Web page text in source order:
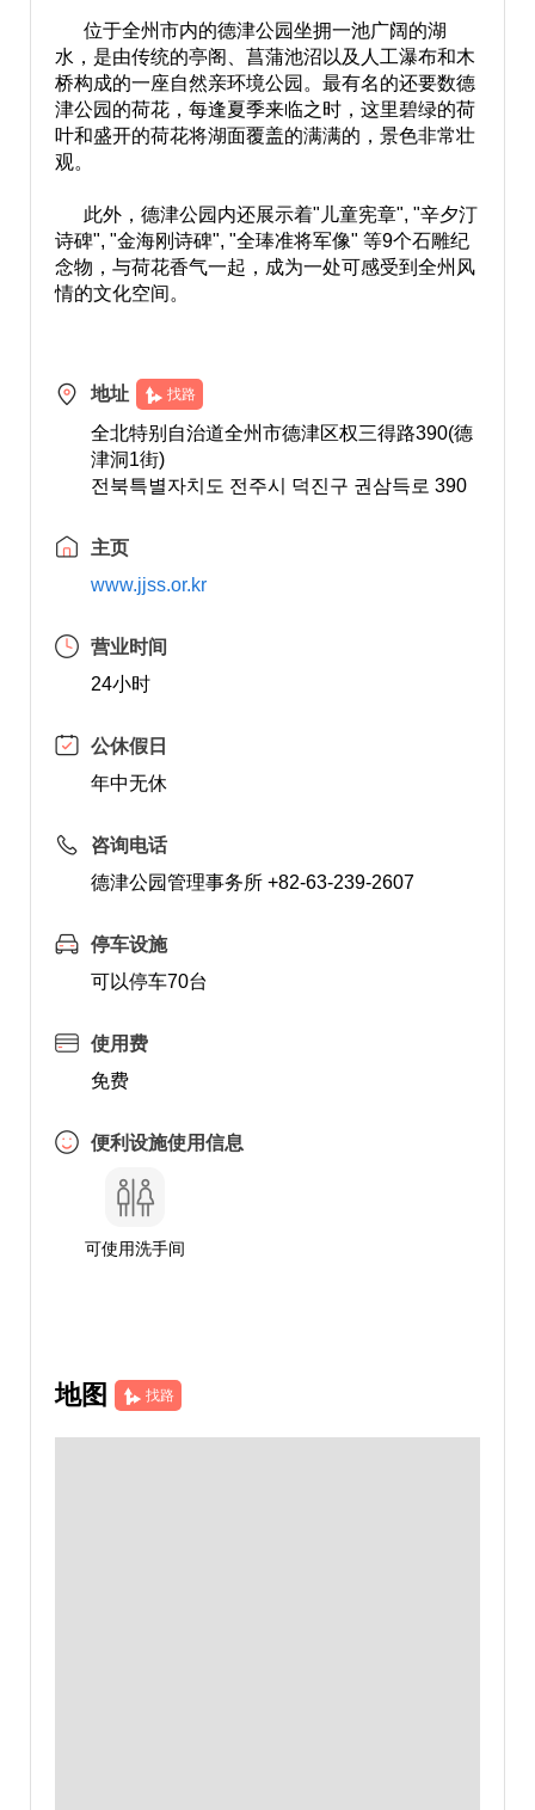
位于全州市内的德津公园坐拥一池广阔的湖
水，是由传统的亭阁、菖蒲池沼以及人工瀑布和木
桥构成的一座自然亲环境公园。最有名的还要数德
津公园的荷花，每逢夏季来临之时，这里碧绿的荷
叶和盛开的荷花将湖面覆盖的满满的，景色非常壮
观。
此外，德津公园内还展示着"儿童宪章", "辛夕汀
诗碑", "金海刚诗碑", "全琫准将军像" 等9个石雕纪
念物，与荷花香气一起，成为一处可感受到全州风
情的文化空间。
地址 找路
全北特别自治道全州市德津区权三得路390(德
津洞1街)
전북특별자치도 전주시 덕진구 권삼득로 390
主页
www.jjss.or.kr
营业时间
24小时
公休假日
年中无休
咨询电话
德津公园管理事务所 +82-63-239-2607
停车设施
可以停车70台
使用费
免费
便利设施使用信息
可使用洗手间
地图 找路